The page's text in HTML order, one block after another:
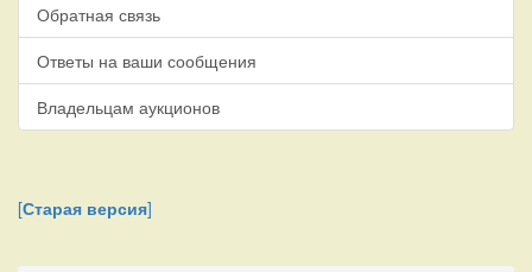
Обратная связь
Ответы на ваши сообщения
Владельцам аукционов
[Старая версия]